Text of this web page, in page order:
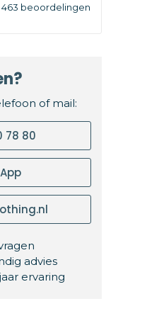
463 beoordelingen
of mail:
78 80
advies
ervaring